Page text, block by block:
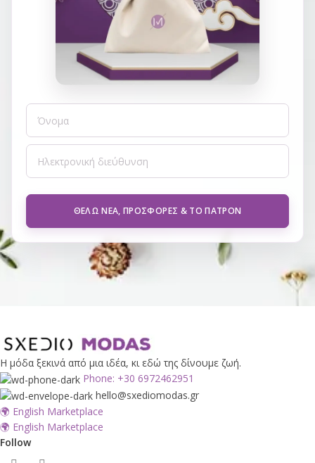
ΘΈΛΩ ΝΈΑ, ΠΡΟΣΦΟΡΈΣ & ΤΟ ΠΑΤΡΌΝ
Η μόδα ξεκινά από μια ιδέα, κι εδώ της δίνουμε ζωή.
Phone: +30 6972462951
hello@sxediomodas.gr
🌍 English Marketplace
🌍 English Marketplace
Follow